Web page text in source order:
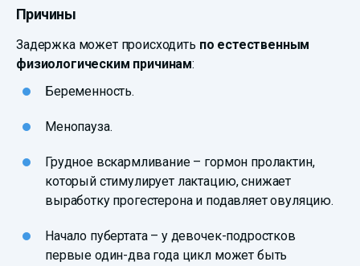
Причины
Задержка может происходить по естественным
физиологическим причинам:
Беременность.
Менопауза.
Грудное вскармливание – гормон пролактин,
который стимулирует лактацию, снижает
выработку прогестерона и подавляет овуляцию.
Начало пубертата – у девочек-подростков
первые один-два года цикл может быть